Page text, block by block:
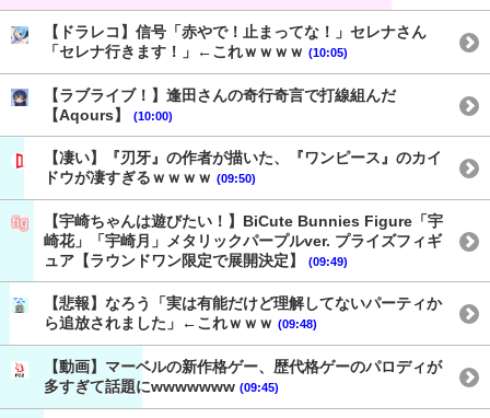
【ドラレコ】信号「赤やで！止まってな！」セレナさん
「セレナ行きます！」←これｗｗｗｗ (10:05)
【ラブライブ！】逢田さんの奇行奇言で打線組んだ
【Aqours】
(10:00)
【凄い】『刃牙』の作者が描いた、『ワンピース』のカイ
ドウが凄すぎるｗｗｗｗ (09:50)
【宇崎ちゃんは遊びたい！】BiCute Bunnies Figure「宇
崎花」「宇崎月」メタリックパープルver. プライズフィギ
ュア【ラウンドワン限定で展開決定】
(09:49)
【悲報】なろう「実は有能だけど理解してないパーティか
ら追放されました」←これｗｗｗ (09:48)
【動画】マーベルの新作格ゲー、歴代格ゲーのパロディが
多すぎて話題にwwwwwww (09:45)